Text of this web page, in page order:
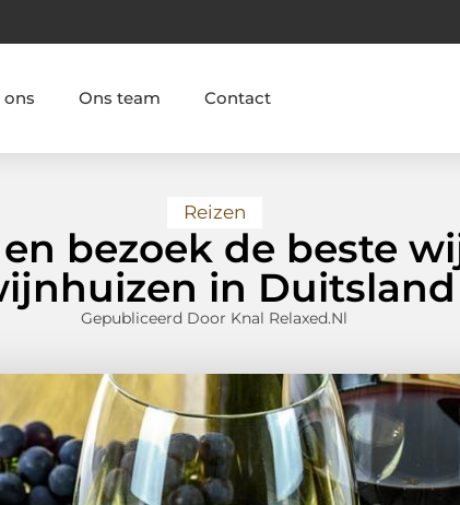
ons Ons team Contact
Reizen
bezoek de beste
in Duitsland
Gepubliceerd Door Knal Relaxed.nl